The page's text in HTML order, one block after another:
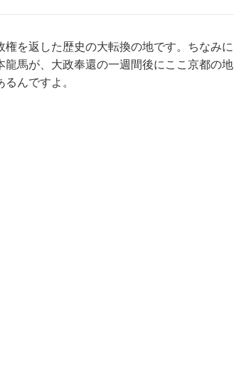
を返した歴史の大転換の地です。ちなみに
馬が、大政奉還の一週間後にここ京都の地
んですよ。